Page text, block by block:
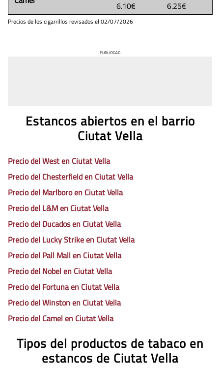
6.10€
6.25€
Precios de los cigarrillos revisados el 02/07/2026
PUBLICIDAD
Estancos abiertos en el barrio
Ciutat Vella
Precio del West en Ciutat Vella
Precio del Chesterfield en Ciutat Vella
Precio del Marlboro en Ciutat Vella
Precio del L&M en Ciutat Vella
Precio del Ducados en Ciutat Vella
Precio del Lucky Strike en Ciutat Vella
Precio del Pall Mall en Ciutat Vella
Precio del Nobel en Ciutat Vella
Precio del Fortuna en Ciutat Vella
Precio del Winston en Ciutat Vella
Precio del Camel en Ciutat Vella
Tipos del productos de tabaco en
estancos de Ciutat Vella